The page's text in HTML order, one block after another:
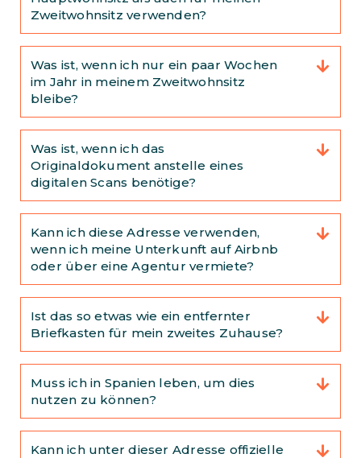
Zweitwohnsitz verwenden?
Was ist, wenn ich nur ein paar Wochen
im Jahr in meinem Zweitwohnsitz
bleibe?
Was ist, wenn ich das
Originaldokument anstelle eines
digitalen Scans benötige?
Kann ich diese Adresse verwenden,
wenn ich meine Unterkunft auf Airbnb
oder über eine Agentur vermiete?
Ist das so etwas wie ein entfernter
Briefkasten für mein zweites Zuhause?
Muss ich in Spanien leben, um dies
nutzen zu können?
Kann ich unter dieser Adresse offizielle